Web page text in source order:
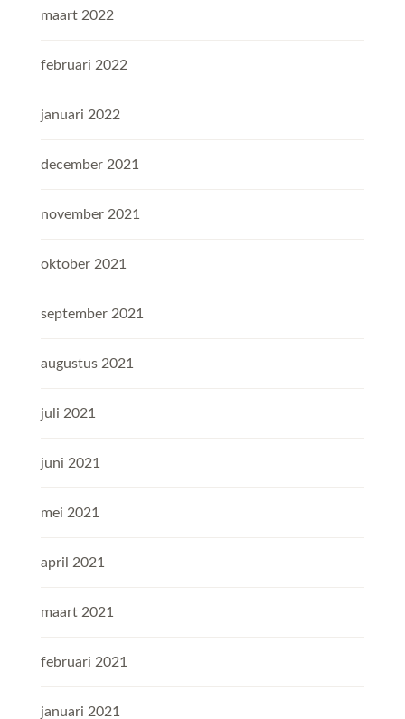
maart 2022
februari 2022
januari 2022
december 2021
november 2021
oktober 2021
september 2021
augustus 2021
juli 2021
juni 2021
mei 2021
april 2021
maart 2021
februari 2021
januari 2021